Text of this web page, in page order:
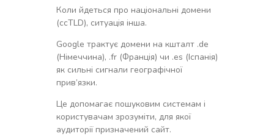
Коли йдеться про національні домени
(ccTLD), ситуація інша.
Google трактує домени на кшталт .de
(Німеччина), .fr (Франція) чи .es (Іспанія)
як сильні сигнали географічної
прив’язки.
Це допомагає пошуковим системам і
користувачам зрозуміти, для якої
аудиторії призначений сайт.